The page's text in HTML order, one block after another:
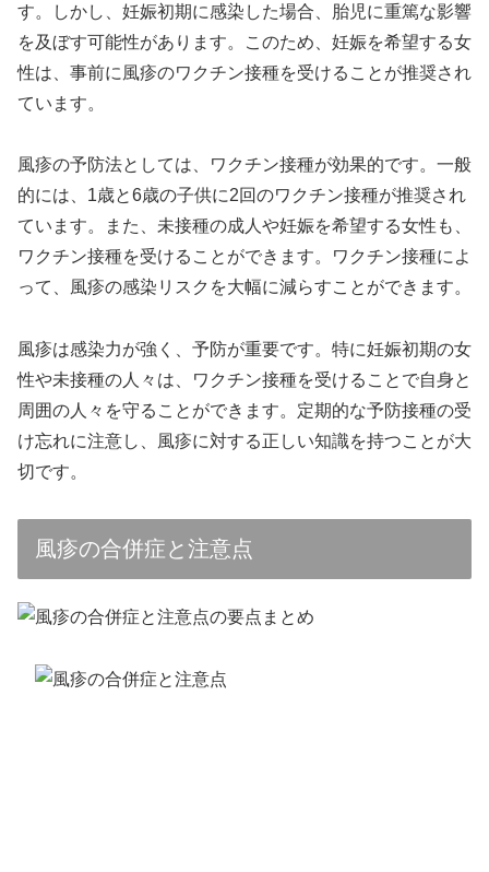
す。しかし、妊娠初期に感染した場合、胎児に重篤な影響
を及ぼす可能性があります。このため、妊娠を希望する女
性は、事前に風疹のワクチン接種を受けることが推奨され
ています。
風疹の予防法としては、ワクチン接種が効果的です。一般
的には、1歳と6歳の子供に2回のワクチン接種が推奨され
ています。また、未接種の成人や妊娠を希望する女性も、
ワクチン接種を受けることができます。ワクチン接種によ
って、風疹の感染リスクを大幅に減らすことができます。
風疹は感染力が強く、予防が重要です。特に妊娠初期の女
性や未接種の人々は、ワクチン接種を受けることで自身と
周囲の人々を守ることができます。定期的な予防接種の受
け忘れに注意し、風疹に対する正しい知識を持つことが大
切です。
風疹の合併症と注意点